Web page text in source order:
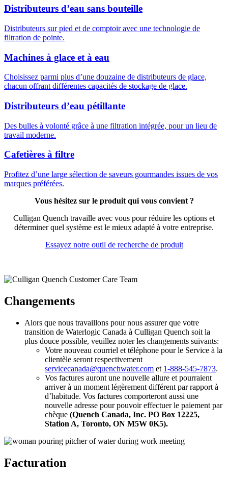
Distributeurs d’eau sans bouteille
Distributeurs sur pied et de comptoir avec une technologie de
filtration de pointe.
Machines à glace et à eau
Choisissez parmi plus d’une douzaine de distributeurs de glace,
chacun offrant différentes capacités de stockage de glace.
Distributeurs d’eau pétillante
Des bulles à volonté grâce à une filtration intégrée, pour un lieu de
travail moderne.
Cafetières à filtre
Profitez d’une large sélection de saveurs gourmandes issues de vos
marques préférées.
Vous hésitez sur le produit qui vous convient ?
Culligan Quench travaille avec vous pour réduire les options et
déterminer quel système est le mieux adapté à votre entreprise.
Essayez notre outil de recherche de produit
Changements
Alors que nous travaillons pour nous assurer que votre
transition de Waterlogic Canada à Culligan Quench soit la
plus douce possible, veuillez noter les changements suivants:
Votre nouveau courriel et téléphone pour le Service à la
clientèle seront respectivement
servicecanada@quenchwater.com et 1-888-545-7873.
Vos factures auront une nouvelle allure et pourraient
arriver à un moment légèrement différent par rapport à
d’habitude. Vos factures comporteront aussi une
nouvelle adresse pour pouvoir effectuer le paiement par
chèque (Quench Canada, Inc. PO Box 12225,
Station A, Toronto, ON M5W 0K5).
Facturation